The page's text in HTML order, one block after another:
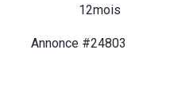
12mois
Annonce #24803